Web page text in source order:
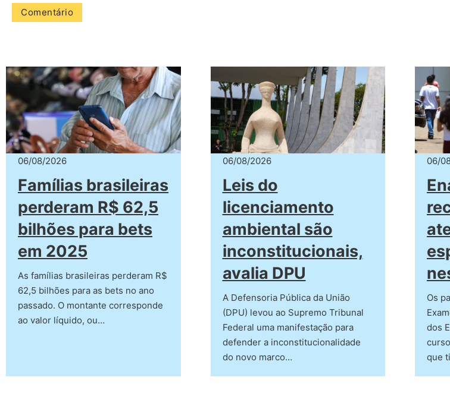
06/08/2026
Famílias brasileiras
perderam R$ 62,5
bilhões para bets
em 2025
As famílias brasileiras perderam R$
62,5 bilhões para as bets no ano
passado. O montante corresponde
ao valor líquido, ou…
06/08/2026
Leis do
licenciamento
ambiental são
inconstitucionais,
avalia DPU
A Defensoria Pública da União
(DPU) levou ao Supremo Tribunal
Federal uma manifestação para
defender a inconstitucionalidade
do novo marco…
06/
Os
dos
que